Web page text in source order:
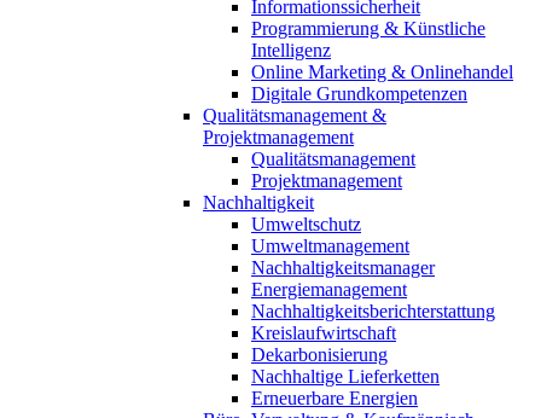
Informationssicherheit
Programmierung & Künstliche
Intelligenz
Online Marketing & Onlinehandel
Digitale Grundkompetenzen
Qualitätsmanagement &
Projektmanagement
Qualitätsmanagement
Projektmanagement
Nachhaltigkeit
Umweltschutz
Umweltmanagement
Nachhaltigkeitsmanager
Energiemanagement
Nachhaltigkeitsberichterstattung
Kreislaufwirtschaft
Dekarbonisierung
Nachhaltige Lieferketten
Erneuerbare Energien